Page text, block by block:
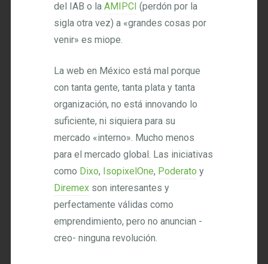
del IAB o laAMIPCI (perdón por la
sigla otra vez) a «grandes cosas por
venir» es miope.
La web en México está mal porque
con tanta gente, tanta plata y tanta
organización, no está innovando lo
suficiente, ni siquiera para su
mercado «interno». Mucho menos
para el mercado global. Las iniciativas
como Dixo, IsopixelOne, Poderato y
Diremex son interesantes y
perfectamente válidas como
emprendimiento, pero no anuncian -
creo- ninguna revolución.